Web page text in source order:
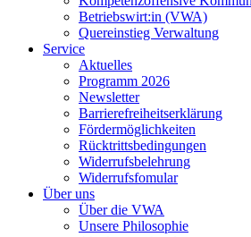
Betriebswirt:in (VWA)
Quereinstieg Verwaltung
Service
Aktuelles
Programm 2026
Newsletter
Barrierefreiheitserklärung
Fördermöglichkeiten
Rücktrittsbedingungen
Widerrufsbelehrung
Widerrufsfomular
Über uns
Über die VWA
Unsere Philosophie